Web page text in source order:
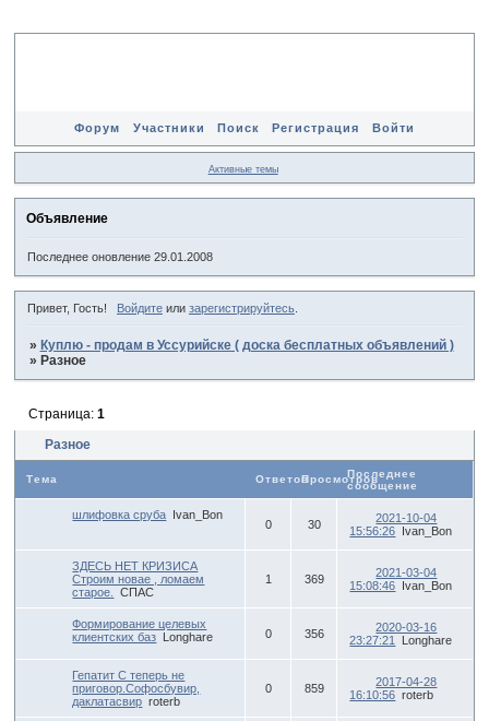
Форум Участники Поиск Регистрация Войти
Активные темы
Объявление
Последнее оновление 29.01.2008
Привет, Гость! Войдитеили зарегистрируйтесь.
» Куплю - продам в Уссурийске ( доска бесплатных объявлений )
» Разное
Разное
Страница: 1
Тема ОтветовПросмотровПоследнее
сообщение
шлифовка сруба Ivan_Bon
0 30
2021-10-04
15:56:26 Ivan_Bon
ЗДЕСЬ НЕТ КРИЗИСА
Строим новае , ломаем
старое.
СПАС
1 369
2021-03-04
15:08:46 Ivan_Bon
Формирование целевых
клиентских баз Longhare 0 356
2020-03-16
23:27:21
Longhare
Гепатит С теперь не
приговор.Cофосбувир,
даклатасвир roterb
0 859
2017-04-28
16:10:56 roterb